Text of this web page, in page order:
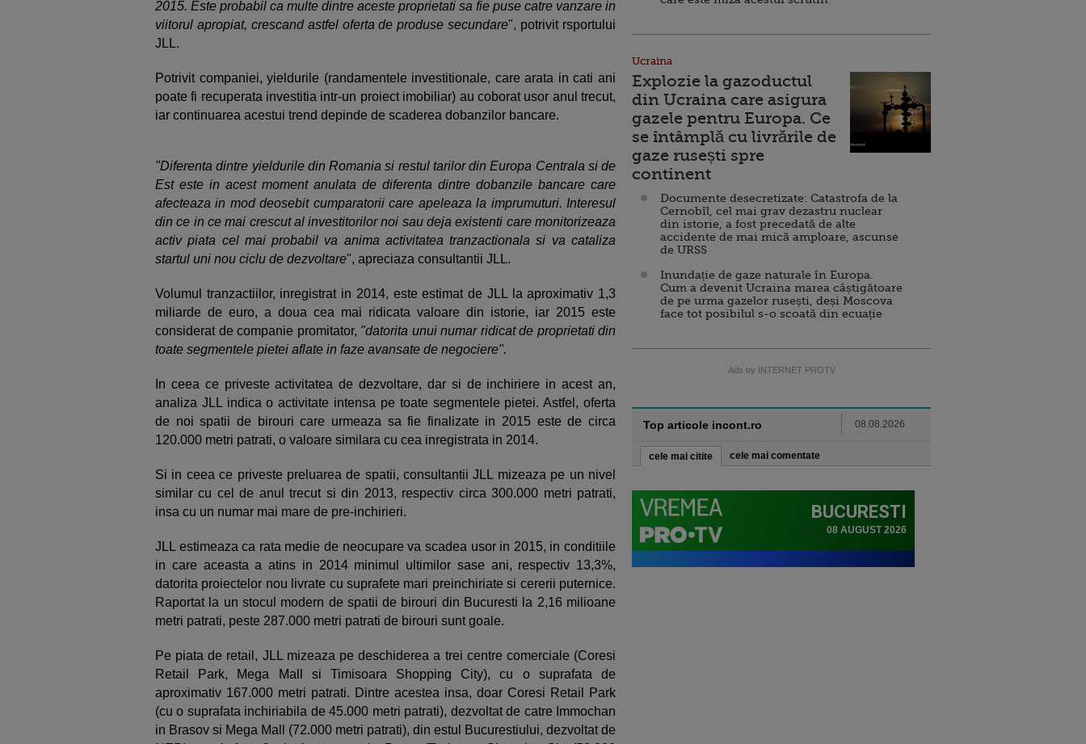
2015. Este probabil ca multe dintre aceste proprietati sa fie puse catre vanzare in
viitorul apropiat, crescand astfel oferta de produse secundare", potrivit rsportului
JLL.
Potrivit companiei, yieldurile (randamentele investitionale, care arata in cati ani
poate fi recuperata investitia intr-un proiect imobiliar) au coborat usor anul trecut,
iar continuarea acestui trend depinde de scaderea dobanzilor bancare.
"Diferenta dintre yieldurile din Romania si restul tarilor din Europa Centrala si de
Est este in acest moment anulata de diferenta dintre dobanzile bancare care
afecteaza in mod deosebit cumparatorii care apeleaza la imprumuturi. Interesul
din ce in ce mai crescut al investitorilor noi sau deja existenti care monitorizeaza
activ piata cel mai probabil va anima activitatea tranzactionala si va cataliza
startul uni nou ciclu de dezvoltare", apreciaza consultantii JLL.
Volumul tranzactiilor, inregistrat in 2014, este estimat de JLL la aproximativ 1,3
miliarde de euro, a doua cea mai ridicata valoare din istorie, iar 2015 este
considerat de companie promitator, "datorita unui numar ridicat de proprietati din
toate segmentele pietei aflate in faze avansate de negociere".
In ceea ce priveste activitatea de dezvoltare, dar si de inchiriere in acest an,
analiza JLL indica o activitate intensa pe toate segmentele pietei. Astfel, oferta
de noi spatii de birouri care urmeaza sa fie finalizate in 2015 este de circa
120.000 metri patrati, o valoare similara cu cea inregistrata in 2014.
Si in ceea ce priveste preluarea de spatii, consultantii JLL mizeaza pe un nivel
similar cu cel de anul trecut si din 2013, respectiv circa 300.000 metri patrati,
insa cu un numar mai mare de pre-inchirieri.
JLL estimeaza ca rata medie de neocupare va scadea usor in 2015, in conditiile
in care aceasta a atins in 2014 minimul ultimilor sase ani, respectiv 13,3%,
datorita proiectelor nou livrate cu suprafete mari preinchiriate si cererii puternice.
Raportat la un stocul modern de spatii de birouri din Bucuresti la 2,16 milioane
metri patrati, peste 287.000 metri patrati de birouri sunt goale.
Pe piata de retail, JLL mizeaza pe deschiderea a trei centre comerciale (Coresi
Retail Park, Mega Mall si Timisoara Shopping City), cu o suprafata de
aproximativ 167.000 metri patrati. Dintre acestea insa, doar Coresi Retail Park
(cu o suprafata inchiriabila de 45.000 metri patrati), dezvoltat de catre Immochan
in Brasov si Mega Mall (72.000 metri patrati), din estul Bucurestiului, dezvoltat de
Ucraina
Explozie la gazoductul
din Ucraina care asigura
gazele pentru Europa. Ce
se întâmplă cu livrările de
gaze rusești spre
continent
Documente desecretizate: Catastrofa de la
Cernobîl, cel mai grav dezastru nuclear
din istorie, a fost precedată de alte
accidente de mai mică amploare, ascunse
de URSS
Inundație de gaze naturale în Europa.
Cum a devenit Ucraina marea câștigătoare
de pe urma gazelor rusești, deși Moscova
face tot posibilul s-o scoată din ecuație
Ads by INTERNET PROTV
Top articole incont.ro 08.08.2026
cele mai citite cele mai comentate